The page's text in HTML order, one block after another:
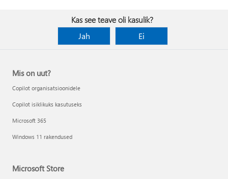
Kas see teave oli kasulik?
Jah
Ei
Mis on uut?
Copilot organisatsioonidele
Copilot isiklikuks kasutuseks
Microsoft 365
Windows 11 rakendused
Microsoft Store